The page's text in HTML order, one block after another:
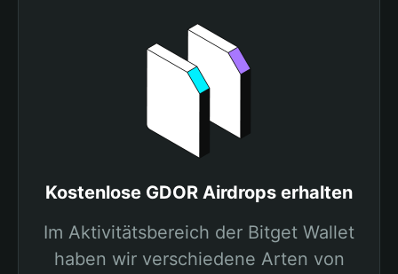
Kostenlose GDOR Airdrops erhalten
Im Aktivitätsbereich der Bitget Wallet
haben wir verschiedene Arten von